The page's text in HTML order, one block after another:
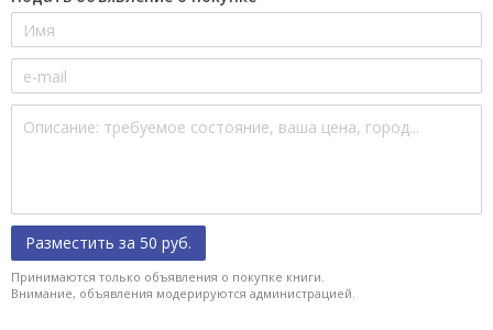
Разместить за 50 руб.
Принимаются только объявления о покупке книги.
Внимание, объявления модерируются администрацией.